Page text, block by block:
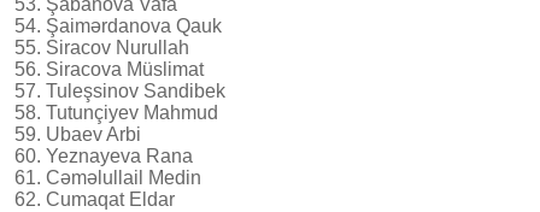
53. Şabanova Vafa
54. Şaimərdanova Qauk
55. Siracov Nurullah
56. Siracova Müslimat
57. Tuleşsinov Sandibek
58. Tutunçiyev Mahmud
59. Ubaev Arbi
60. Yeznayeva Rana
61. Cəməlullail Medin
62. Cumaqat Eldar